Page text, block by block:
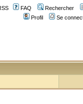
FAQ
Rechercher
Profil
Se